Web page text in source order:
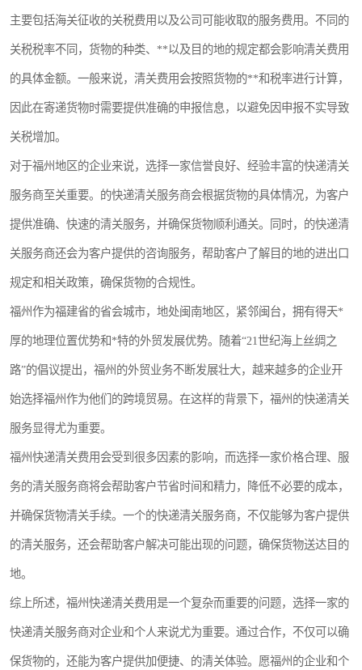
主要包括海关征收的关税费用以及公司可能收取的服务费用。不同的
关税税率不同，货物的种类、**以及目的地的规定都会影响清关费用
的具体金额。一般来说，清关费用会按照货物的**和税率进行计算，
因此在寄递货物时需要提供准确的申报信息，以避免因申报不实导致
关税增加。
对于福州地区的企业来说，选择一家信誉良好、经验丰富的快递清关
服务商至关重要。的快递清关服务商会根据货物的具体情况，为客户
提供准确、快速的清关服务，并确保货物顺利通关。同时，的快递清
关服务商还会为客户提供的咨询服务，帮助客户了解目的地的进出口
规定和相关政策，确保货物的合规性。
福州作为福建省的省会城市，地处闽南地区，紧邻闽台，拥有得天*
厚的地理位置优势和*特的外贸发展优势。随着“21世纪海上丝绸之
路”的倡议提出，福州的外贸业务不断发展壮大，越来越多的企业开
始选择福州作为他们的跨境贸易。在这样的背景下，福州的快递清关
服务显得尤为重要。
福州快递清关费用会受到很多因素的影响，而选择一家价格合理、服
务的清关服务商将会帮助客户节省时间和精力，降低不必要的成本，
并确保货物清关手续。一个的快递清关服务商，不仅能够为客户提供
的清关服务，还会帮助客户解决可能出现的问题，确保货物送达目的
地。
综上所述，福州快递清关费用是一个复杂而重要的问题，选择一家的
快递清关服务商对企业和个人来说尤为重要。通过合作，不仅可以确
保货物的，还能为客户提供加便捷、的清关体验。愿福州的企业和个